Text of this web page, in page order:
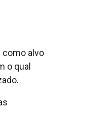
alvo
o qual